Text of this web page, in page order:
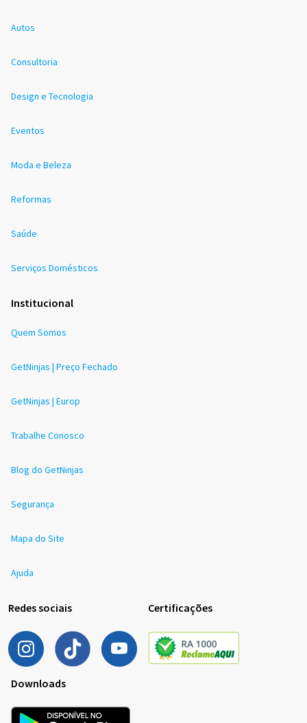
Autos
Consultoria
Design e Tecnologia
Eventos
Moda e Beleza
Reformas
Saúde
Serviços Domésticos
Institucional
Quem Somos
GetNinjas | Preço Fechado
GetNinjas | Europ
Trabalhe Conosco
Blog do GetNinjas
Segurança
Mapa do Site
Ajuda
Redes sociais Certificações
Downloads